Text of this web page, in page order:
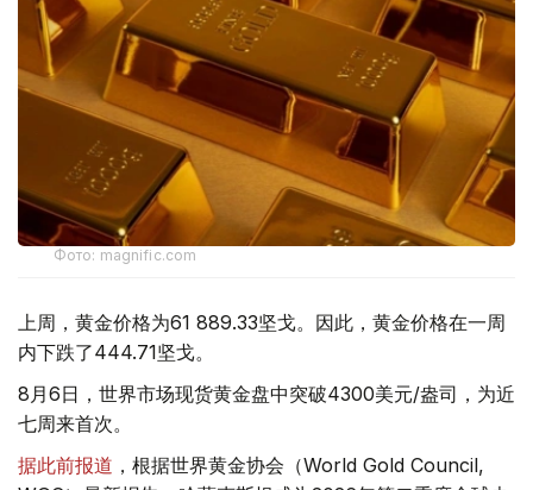
Фото: magnific.com
上周，黄金价格为61 889.33坚戈。因此，黄金价格在一周
内下跌了444.71坚戈。
8月6日，世界市场现货黄金盘中突破4300美元/盎司，为近
七周来首次。
据此前报道 ，根据世界黄金协会（World Gold Council,